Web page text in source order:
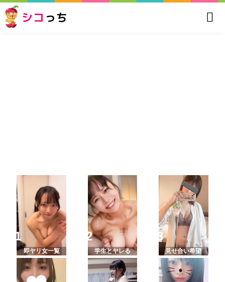
シコ っち
即ヤリ女一覧 学生とヤレる 見せ合い希望